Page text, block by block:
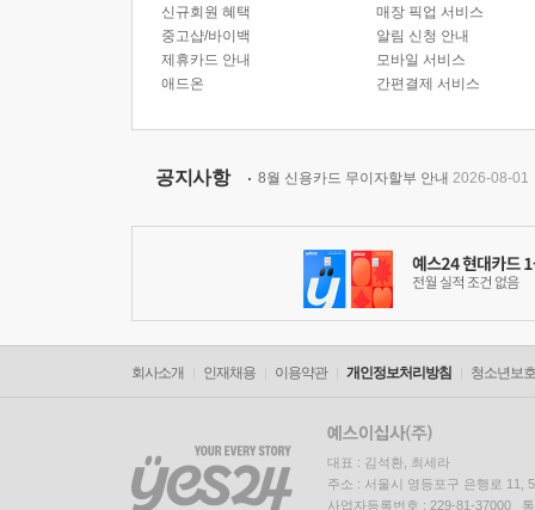
신규회원 혜택
중고샵/바이백
제휴카드 안내
애드온
매장 픽업 서비스
알림 신청 안내
모바일 서비스
간편결제 서비스
공지사항 8월 신용카드 무이자할부 안내 2026-08-01
회사소개 인재채용 이용약관 개인정보처리방침 청소년보
대표 : 김석환, 최세라
주소 : 서울시 영등포구 은행로 11,
사업자등록번호 : 229-81-37000